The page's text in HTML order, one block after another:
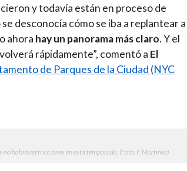
y todavía están en proceso de
desconocía cómo se iba a replantear a
ahora hay un panorama más claro. Y el
rápidamente”, comentó a El
de Parques de la Ciudad (NYC
no habrá restricciones en esta temporada. (Foto: F. Martínez)